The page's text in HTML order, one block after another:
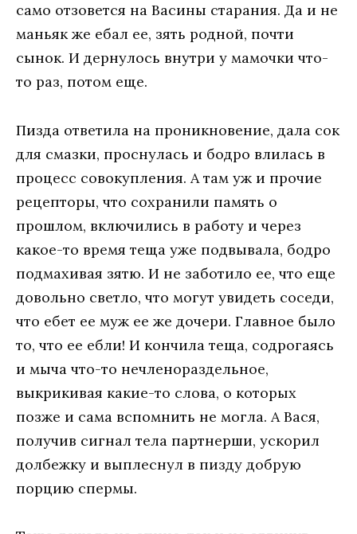
само отзовется на Васины старания. Да и не
маньяк же ебал ее, зять родной, почти
сынок. И дернулось внутри у мамочки что-
то раз, потом еще.
Пизда ответила на проникновение, дала сок
для смазки, проснулась и бодро влилась в
процесс совокупления. А там уж и прочие
рецепторы, что сохранили память о
прошлом, включились в работу и через
какое-то время теща уже подвывала, бодро
подмахивая зятю. И не заботило ее, что еще
довольно светло, что могут увидеть соседи,
что ебет ее муж ее же дочери. Главное было
то, что ее ебли! И кончила теща, содрогаясь
и мыча что-то нечленораздельное,
выкрикивая какие-то слова, о которых
позже и сама вспомнить не могла. А Вася,
получив сигнал тела партнерши, ускорил
долбежку и выплеснул в пизду добрую
порцию спермы.